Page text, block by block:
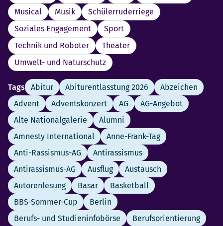
Musical
Musik
Schülerruderriege
Soziales Engagement
Sport
Technik und Roboter
Theater
Umwelt- und Naturschutz
Tags Abitur Abiturentlasstung 2026
Abzeichen
Advent
Adventskonzert AG
AG-Angebot
Alte Nationalgalerie
Alumni
Amnesty International
Anne-Frank-Tag
Anti-Rassismus-AG
Antirassismus
Antirassismus-AG
Ausflug
Austausch
Autorenlesung
Basar
Basketball
BBS-Sommer-Cup
Berlin
Berufs- und Studieninfobörse
Berufsorientierung